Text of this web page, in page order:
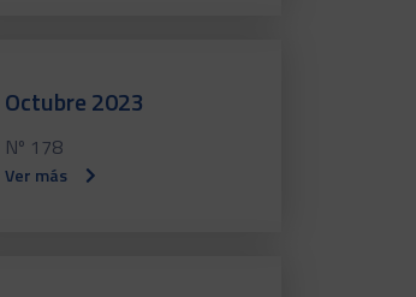
Octubre 2023
Nº 178
Ver más